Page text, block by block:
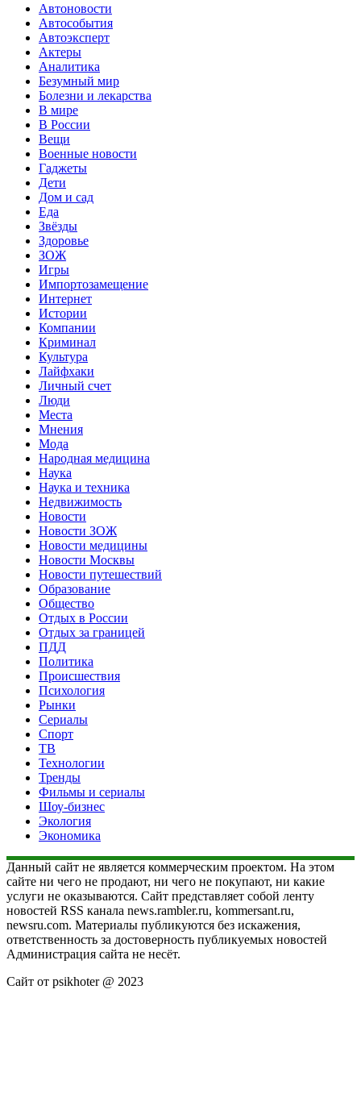
Автоновости
Автособытия
Автоэксперт
Актеры
Аналитика
Безумный мир
Болезни и лекарства
В мире
В России
Вещи
Военные новости
Гаджеты
Дети
Дом и сад
Еда
Звёзды
Здоровье
ЗОЖ
Игры
Импортозамещение
Интернет
Истории
Компании
Криминал
Культура
Лайфхаки
Личный счет
Люди
Места
Мнения
Мода
Народная медицина
Наука
Наука и техника
Недвижимость
Новости
Новости ЗОЖ
Новости медицины
Новости Москвы
Новости путешествий
Образование
Общество
Отдых в России
Отдых за границей
ПДД
Политика
Происшествия
Психология
Рынки
Сериалы
Спорт
ТВ
Технологии
Тренды
Фильмы и сериалы
Шоу-бизнес
Экология
Экономика
Данный сайт не является коммерческим проектом. На этом
сайте ни чего не продают, ни чего не покупают, ни какие
услуги не оказываются. Сайт представляет собой ленту
новостей RSS канала news.rambler.ru, kommersant.ru,
newsru.com. Материалы публикуются без искажения,
ответственность за достоверность публикуемых новостей
Администрация сайта не несёт.
Сайт от psikhoter @ 2023